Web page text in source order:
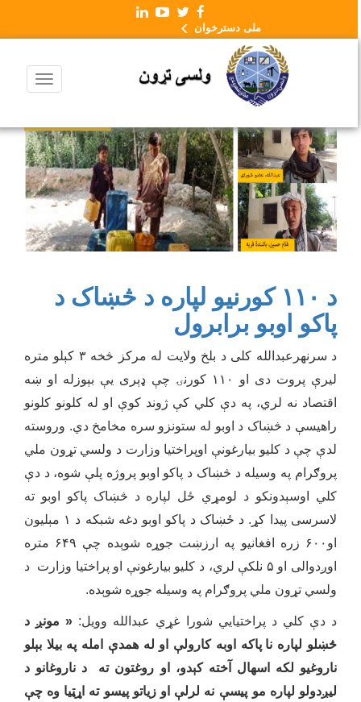
ملی دسترخوان
د ۱۱۰ کورنیو لپاره د څښاک د
پاکو اوبو برابرول
د سرنهرعبدالله کلی د بلخ ولایت له مرکز څخه ۳ کېلو متره
لیرې پروت دی او ۱۱۰ کورنۍ چې ډېری یې بېوزله او ښه
اقتصاد نه لري، په دې کلي کې ژوند کوې او له کلونو کلونو
راهیسې د څښاک د اوبو له ستونزو سره مخامخ دي. وروسته
لدې چې د کلیو بیارغونې اوپراختیا وزارت د ولسي تړون ملي
پروګرام په وسیله د څښاک د پاکو اوبو پروژه پلې شوه، د دې
کلي اوسېدونکو د لومړي ځل لپاره د څښاک پاکو اوبو ته
لاسرسی پیدا کړ. د ځښاک د پاکو اوبو دغه شبکه د ۱ مېلیون
او۶۰۰ زره افغانیو په ارزښت جوړه شوېده چې ۶۴۹ متره
اوږدوالی او ۵ نلکې لري، د کلیو بیارغونې او پراختیا وزارت د
ولسي تړون ملي پروګرام په وسیله جوړه شوېده.
د دې کلي د پراختیایي شورا غړي عبدالله وویل: «مونږ د
څښلو لپاره نا پاکه اوبه کارولې
او له همدې امله په بیلا بېلو
ناروغیو لکه اسهال آخته کېدو،او روغتون ته د ناروغانو د
لیږدولو لپاره مو پیسې نه لرلې او زیاتو پیسو ته اړټیا وه چې